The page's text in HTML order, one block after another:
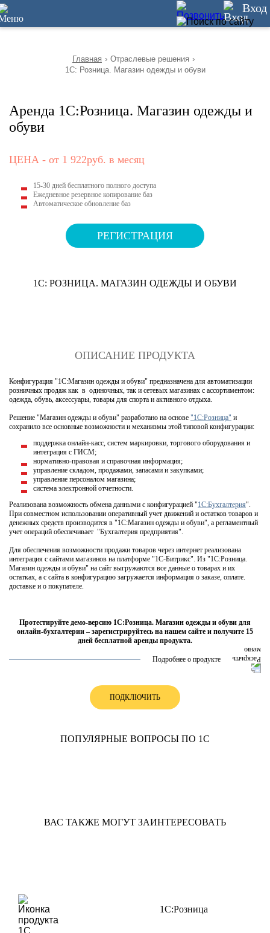
3 Вход
Главная › Отраслевые решения ›
1С: Розница. Магазин одежды и обуви
Аренда 1С:Розница. Магазин одежды и
обуви
ЦЕНА - от 1 922руб. в месяц
15-30 дней бесплатного полного доступа
Ежедневное резервное копирование баз
Автоматическое обновление баз
РЕГИСТРАЦИЯ
1С: РОЗНИЦА. МАГАЗИН ОДЕЖДЫ И ОБУВИ
ОПИСАНИЕ ПРОДУКТА
Конфигурация "1С:Магазин одежды и обуви" предназначена для автоматизации
розничных продаж как в одиночных, так и сетевых магазинах с ассортиментом:
одежда, обувь, аксессуары, товары для спорта и активного отдыха.
Решение "Магазин одежды и обуви" разработано на основе "1С:Розница" и
сохранило все основные возможности и механизмы этой типовой конфигурации:
поддержка онлайн-касс, систем маркировки, торгового оборудования и
интеграция с ГИСМ;
нормативно-правовая и справочная информация;
управление складом, продажами, запасами и закупками;
управление персоналом магазина;
система электронной отчетности.
Реализована возможность обмена данными с конфигурацией "1С:Бухгалтерия".
При совместном использовании оперативный учет движений и остатков товаров и
денежных средств производится в "1С:Магазин одежды и обуви", а регламентный
учет операций обеспечивает "Бухгалтерия предприятия".
Для обеспечения возможности продажи товаров через интернет реализована
интеграция с сайтами магазинов на платформе "1С-Битрикс". Из "1С:Розница.
Магазин одежды и обуви" на сайт выгружаются все данные о товарах и их
остатках, а с сайта в конфигурацию загружается информация о заказе, оплате.
доставке и о покупателе.
Протестируйте демо-версию 1С:Розница. Магазин одежды и обуви для
онлайн-бухгалтерии – зарегистрируйтесь на нашем сайте и получите 15
дней бесплатной аренды продукта.
Подробнее о продукте
ПОДКЛЮЧИТЬ
ПОПУЛЯРНЫЕ ВОПРОСЫ ПО 1С
ВАС ТАКЖЕ МОГУТ ЗАИНТЕРЕСОВАТЬ
1С:Розница